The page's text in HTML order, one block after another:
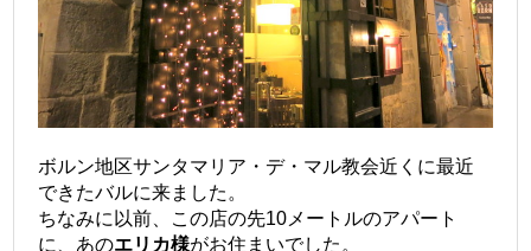
ボルン地区サンタマリア・デ・マル教会近くに最近
できたバルに来ました。
ちなみに以前、この店の先10メートルのアパート
に、あのエリカ様がお住まいでした。